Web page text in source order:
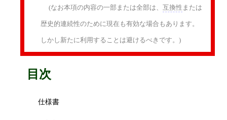
(なお本項の内容の一部または全部は、 互換性 または
歴史的連続性のために現在も有効な場合もあります。
しかし新たに利用することは避けるべきです。)
目次
仕様書